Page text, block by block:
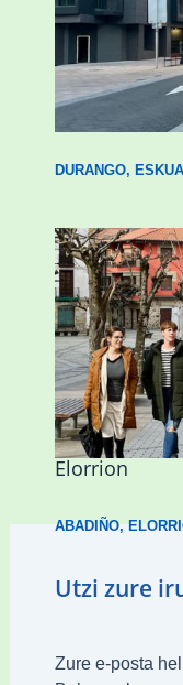
Udal
ordenantza
DURANGO,
presentzia
Elorrion
ABADIÑO,
Utzi zure
Zure e-posta